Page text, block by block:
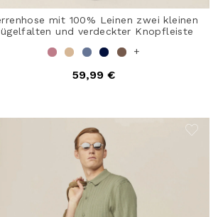
mit 100% Leinen zwei kleinen
und verdeckter Knopfleiste
+
59,99 €